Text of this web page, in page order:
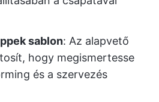
sablon: Az alapvető
hogy megismertesse
és a szervezés